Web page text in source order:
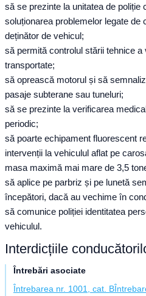
să se prezinte la unitatea de poliție
soluționarea problemelor legate de
deținător de vehicul;
să permită controlul stării tehnice
transportate;
să oprească motorul și să
pasaje subterane sau tuneluri;
să se prezinte la verificarea
periodic;
să poarte echipament fluorescent
intervenții la vehiculul aflat pe
masa maximă mai mare de 3,5
să aplice pe parbriz și pe lunetă
începători, dacă au vechime în
să comunice poliției identitatea
vehiculul.
Interdicțiile
Întrebări asociate
Întrebarea nr. 1001, cat. B